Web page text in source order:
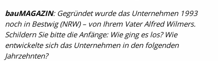
bauMAGAZIN: Gegründet wurde das Unternehmen 1993
noch in Bestwig (NRW) – von Ihrem Vater Alfred Wilmers.
Schildern Sie bitte die Anfänge: Wie ging es los? Wie
entwickelte sich das Unternehmen in den folgenden
Jahrzehnten?